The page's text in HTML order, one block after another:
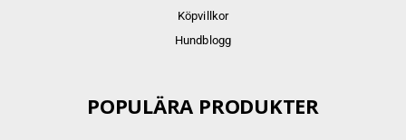
Köpvillkor
Hundblogg
POPULÄRA PRODUKTER